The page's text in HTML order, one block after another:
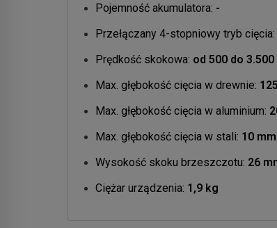
Pojemność akumulatora: -
Przełączany 4-stopniowy tryb cięcia:
Prędkość skokowa: od 500 do
Max. głębokość cięcia w drewnie:
Max. głębokość cięcia w aluminium:
Max. głębokość cięcia w stali: 10 mm
Wysokość skoku brzeszczotu: 26
Ciężar urządzenia: 1,9 kg